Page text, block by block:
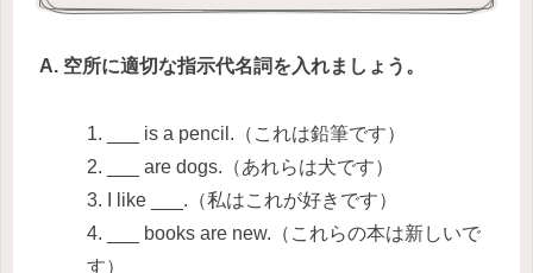
A. 空所に適切な指示代名詞を入れましょう。
1. ___ is a pencil.（これは鉛筆です）
2. ___ are dogs.（あれらは犬です）
3. I like ___.（私はこれが好きです）
4. ___ books are new.（これらの本は新しいで
す）